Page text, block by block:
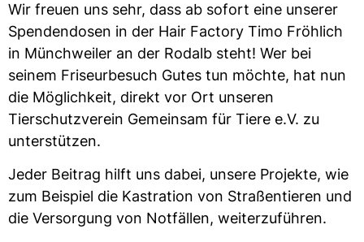
Wir freuen uns sehr, dass ab sofort eine unserer
Spendendosen in der Hair Factory Timo Fröhlich
in Münchweiler an der Rodalb steht! Wer bei
seinem Friseurbesuch Gutes tun möchte, hat nun
die Möglichkeit, direkt vor Ort unseren
Tierschutzverein Gemeinsam für Tiere e.V. zu
unterstützen.
Jeder Beitrag hilft uns dabei, unsere Projekte, wie
zum Beispiel die Kastration von Straßentieren und
die Versorgung von Notfällen, weiterzuführen.